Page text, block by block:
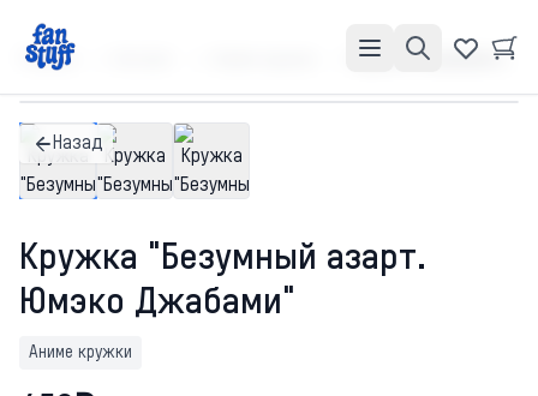
Главная Кружка "Безумный азарт. Юмэко Джабами"
Назад
Кружка "Безумный азарт.
Юмэко Джабами"
Аниме кружки